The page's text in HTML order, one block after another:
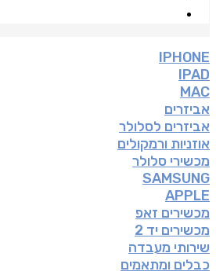
IPHONE
IPAD
MAC
אביזרים
אביזרים לסלולר
אוזניות ורמקולים
מכשירי סלולר
SAMSUNG
APPLE
מכשירים זאפ
מכשירים יד 2
שירותי מעבדה
כבלים ומתאמים